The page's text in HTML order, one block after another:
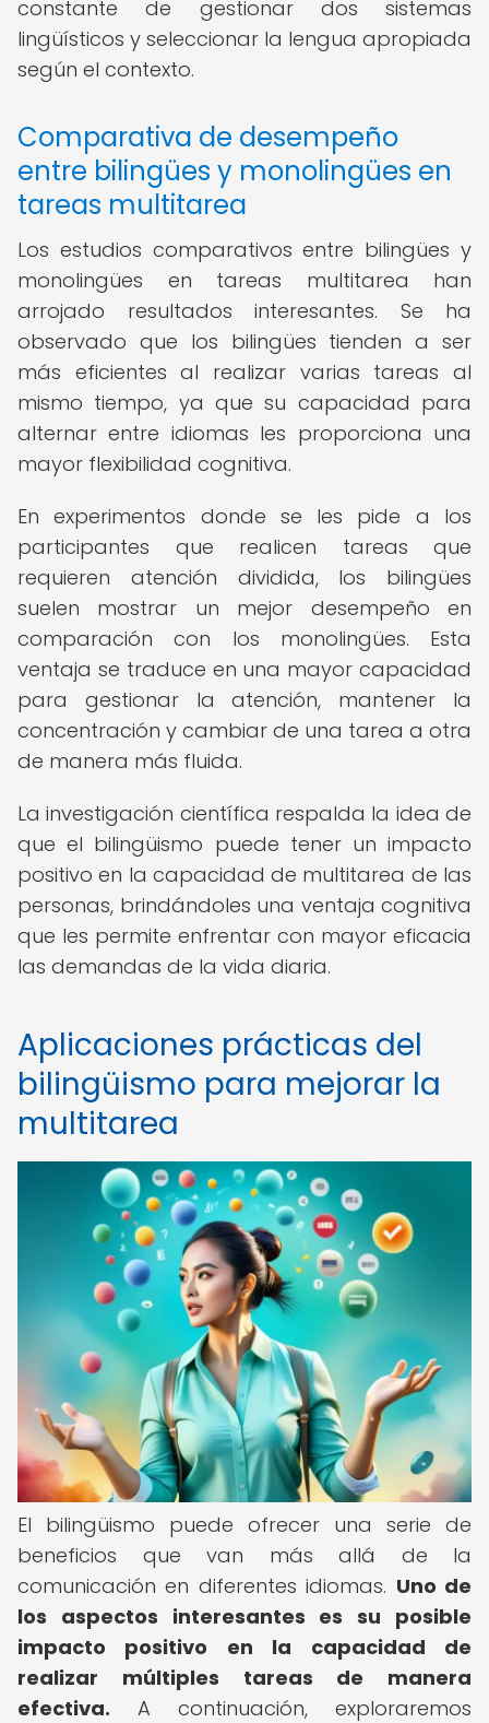
constante de gestionar dos sistemas
lingüísticos y seleccionar la lengua apropiada
según el contexto.
Comparativa de desempeño
entre bilingües y monolingües en
tareas multitarea
Los estudios comparativos entre bilingües y
monolingües en tareas multitarea han
arrojado resultados interesantes. Se ha
observado que los bilingües tienden a ser
más eficientes al realizar varias tareas al
mismo tiempo, ya que su capacidad para
alternar entre idiomas les proporciona una
mayor flexibilidad cognitiva.
En experimentos donde se les pide a los
participantes que realicen tareas que
requieren atención dividida, los bilingües
suelen mostrar un mejor desempeño en
comparación con los monolingües. Esta
ventaja se traduce en una mayor capacidad
para gestionar la atención, mantener la
concentración y cambiar de una tarea a otra
de manera más fluida.
La investigación científica respalda la idea de
que el bilingüismo puede tener un impacto
positivo en la capacidad de multitarea de las
personas, brindándoles una ventaja cognitiva
que les permite enfrentar con mayor eficacia
las demandas de la vida diaria.
Aplicaciones prácticas del
bilingüismo para mejorar la
multitarea
El bilingüismo puede ofrecer una serie de
beneficios que van más allá de la
comunicación en diferentes idiomas. Uno de
los aspectos interesantes es su posible
impacto positivo en la capacidad de
realizar múltiples tareas de manera
efectiva. A continuación, exploraremos